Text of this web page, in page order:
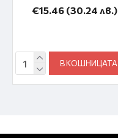
€15.46 (30.24 лв.)
В КОШНИЦАТА